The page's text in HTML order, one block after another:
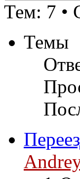
Тем: 7 •
Темы